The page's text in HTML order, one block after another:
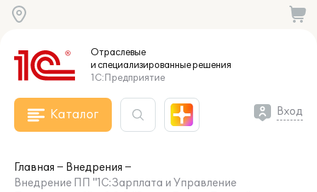
Отраслевые
и специализированныерешения
1С:Предприятие
Каталог Вход
Главная
Внедрения
Внедрение ПП "1С:Зарплата и Управление